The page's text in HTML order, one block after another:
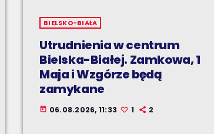
BIELSKO-BIAŁA
Utrudnienia w centrum
Bielska-Białej. Zamkowa, 1
Maja i Wzgórze będą
zamykane
today 06.08.2026, 11:33 1 2